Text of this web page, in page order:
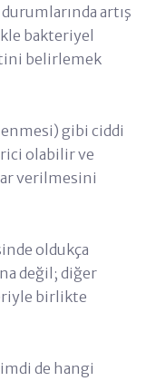
artış
bakteriyel
belirlemek
gibi ciddi
olabilir ve
verilmesini
oldukça
değil; diğer
birlikte
de hangi